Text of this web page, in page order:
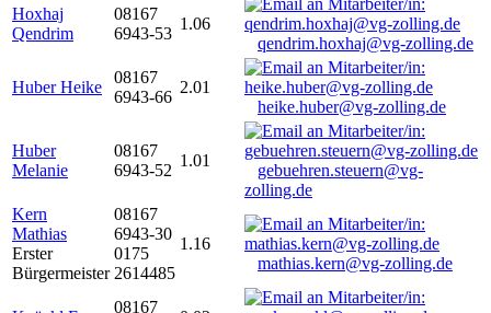
Hoxhaj
Qendrim
08167
6943-53
1.06
qendrim.hoxhaj@vg-zolling.de
Huber Heike
08167
6943-66
2.01
heike.huber@vg-zolling.de
Huber
Melanie
08167
6943-52
1.01
gebuehren.steuern@vg-
zolling.de
Kern
Mathias
Erster
Bürgermeister
08167
6943-30
0175
2614485
1.16
mathias.kern@vg-zolling.de
08167